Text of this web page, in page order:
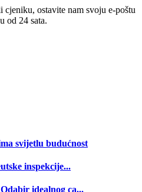
ostavite nam svoju e-poštu
od 24 sata.
svijetlu budućnost
inspekcije...
idealnog ca...